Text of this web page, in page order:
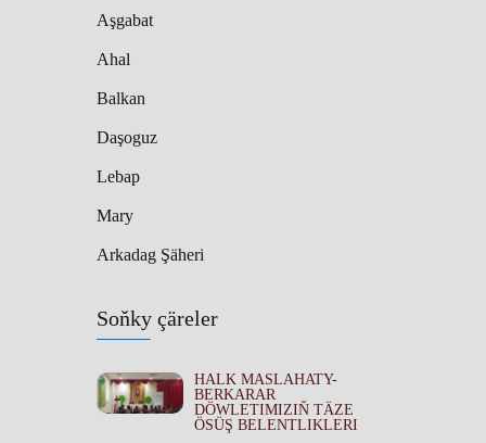
Aşgabat
Ahal
Balkan
Daşoguz
Lebap
Mary
Arkadag Şäheri
Soňky çäreler
HALK MASLAHATY-
BERKARAR
DÖWLETIMIZIŇ TÄZE
ÖSÜŞ BELENTLIKLERI